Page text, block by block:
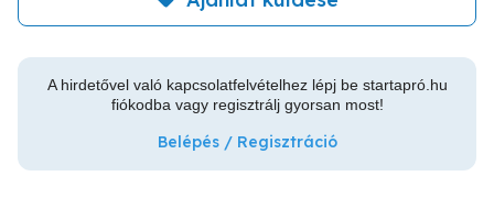
A hirdetővel való kapcsolatfelvételhez lépj be startapró.hu
fiókodba vagy regisztrálj gyorsan most!
Belépés / Regisztráció